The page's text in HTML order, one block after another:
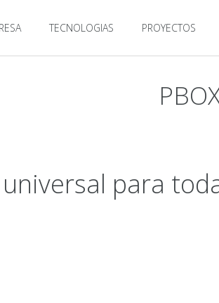
TECNOLOGIAS PROYECTOS
para